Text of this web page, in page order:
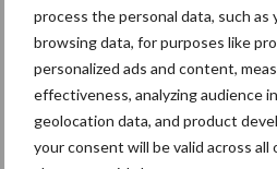
process the personal data, such as
browsing data, for purposes like
personalized ads and content,
effectiveness, analyzing audience
geolocation data, and product
your consent will be valid across all
van onze adviseurs of vul
DLV
Aanbevolen voor jou!